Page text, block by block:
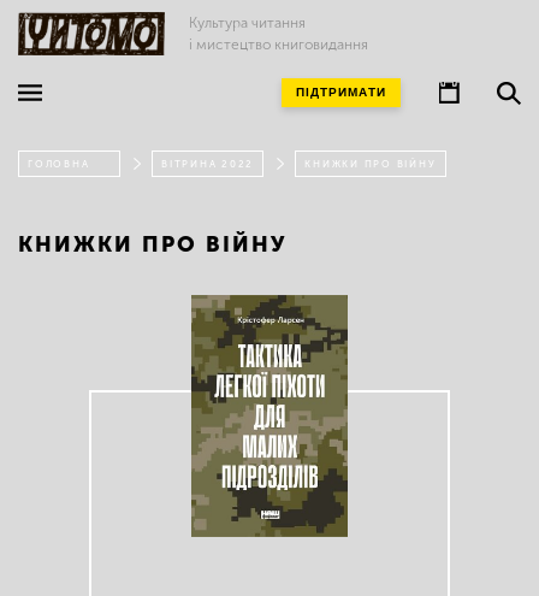
Культура читання
і мистецтво книговидання
ПІДТРИМАТИ
ГОЛОВНА ВІТРИНА 2022 КНИЖКИ ПРО ВІЙНУ
КНИЖКИ ПРО ВІЙНУ